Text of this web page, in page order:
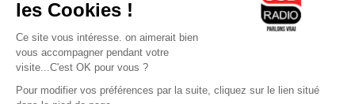
olympique-et-lyonnais.com
L'application Iphone / Android
Téléchargez l'application